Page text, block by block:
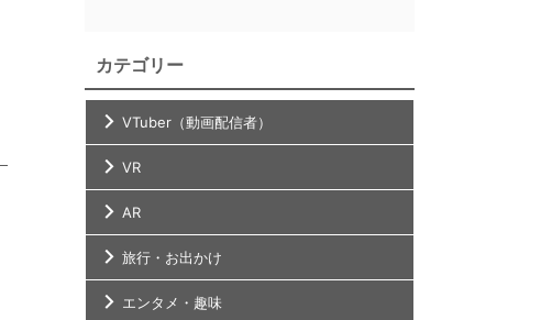
カテゴリー
VTuber（動画配信者）
VR
AR
旅行・お出かけ
エンタメ・趣味